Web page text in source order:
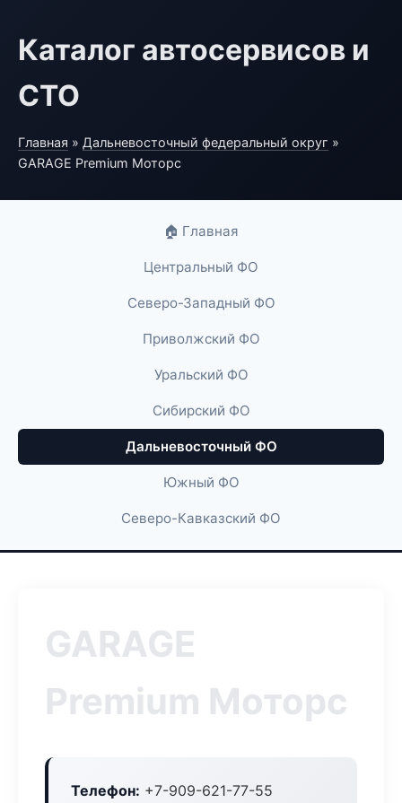
Каталог автосервисов и
СТО
Главная » Дальневосточный федеральный округ »
GARAGE Premium Моторс
🏠 Главная
Центральный ФО
Северо-Западный ФО
Приволжский ФО
Уральский ФО
Сибирский ФО
Дальневосточный ФО
Южный ФО
Северо-Кавказский ФО
GARAGE
Premium Моторс
Телефон: +7-909-621-77-55